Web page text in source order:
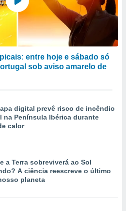
entre hoje e sábado só
sob aviso amarelo de
digital prevê risco de incêndio
na Península Ibérica durante
calor
a Terra sobreviverá ao Sol
A ciência reescreve o último
planeta